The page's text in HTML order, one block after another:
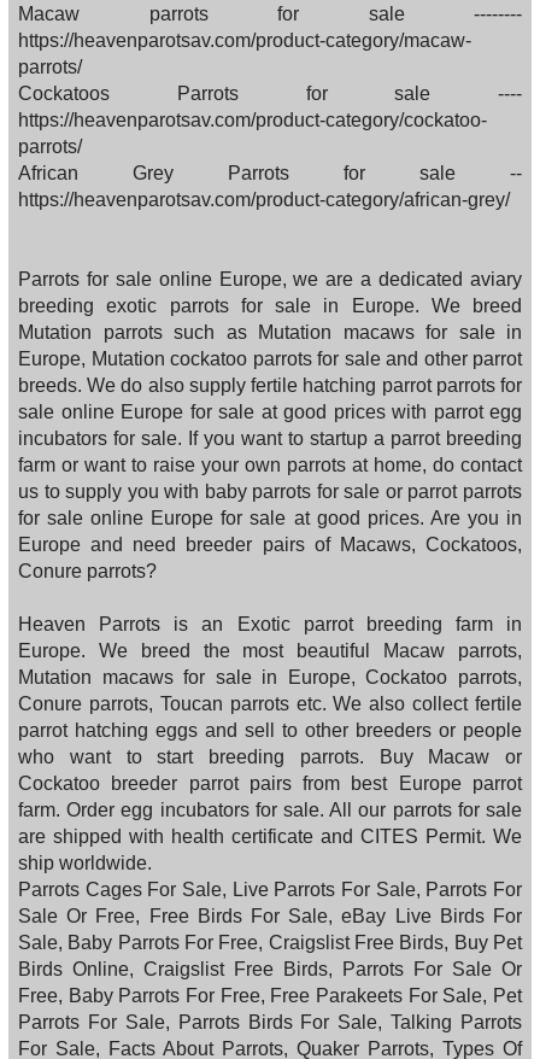
Macaw parrots for sale --------
https://heavenparotsav.com/product-category/macaw-
parrots/
Cockatoos Parrots for sale ----
https://heavenparotsav.com/product-category/cockatoo-
parrots/
African Grey Parrots for sale --
https://heavenparotsav.com/product-category/african-grey/
Parrots for sale online Europe, we are a dedicated aviary
breeding exotic parrots for sale in Europe. We breed
Mutation parrots such as Mutation macaws for sale in
Europe, Mutation cockatoo parrots for sale and other parrot
breeds. We do also supply fertile hatching parrot parrots for
sale online Europe for sale at good prices with parrot egg
incubators for sale. If you want to startup a parrot breeding
farm or want to raise your own parrots at home, do contact
us to supply you with baby parrots for sale or parrot parrots
for sale online Europe for sale at good prices. Are you in
Europe and need breeder pairs of Macaws, Cockatoos,
Conure parrots?
Heaven Parrots is an Exotic parrot breeding farm in
Europe. We breed the most beautiful Macaw parrots,
Mutation macaws for sale in Europe, Cockatoo parrots,
Conure parrots, Toucan parrots etc. We also collect fertile
parrot hatching eggs and sell to other breeders or people
who want to start breeding parrots. Buy Macaw or
Cockatoo breeder parrot pairs from best Europe parrot
farm. Order egg incubators for sale. All our parrots for sale
are shipped with health certificate and CITES Permit. We
ship worldwide.
Parrots Cages For Sale, Live Parrots For Sale, Parrots For
Sale Or Free, Free Birds For Sale, eBay Live Birds For
Sale, Baby Parrots For Free, Craigslist Free Birds, Buy Pet
Birds Online, Craigslist Free Birds, Parrots For Sale Or
Free, Baby Parrots For Free, Free Parakeets For Sale, Pet
Parrots For Sale, Parrots Birds For Sale, Talking Parrots
For Sale, Facts About Parrots, Quaker Parrots, Types Of